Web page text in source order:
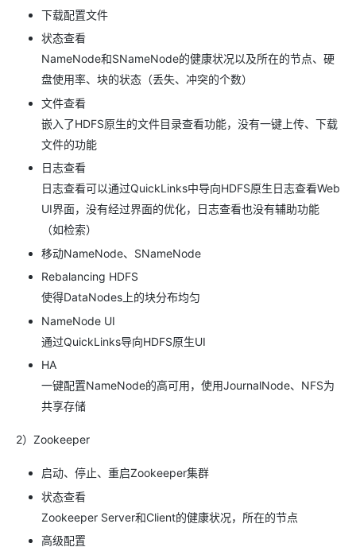
下载配置文件
状态查看
NameNode和SNameNode的健康状况以及所在的节点、硬
盘使用率、块的状态（丢失、冲突的个数）
文件查看
嵌入了HDFS原生的文件目录查看功能，没有一键上传、下载
文件的功能
日志查看
日志查看可以通过QuickLinks中导向HDFS原生日志查看Web
UI界面，没有经过界面的优化，日志查看也没有辅助功能
（如检索）
移动NameNode、SNameNode
Rebalancing HDFS
使得DataNodes上的块分布均匀
NameNode UI
通过QuickLinks导向HDFS原生UI
HA
一键配置NameNode的高可用，使用JournalNode、NFS为
共享存储
2）Zookeeper
启动、停止、重启Zookeeper集群
状态查看
Zookeeper Server和Client的健康状况，所在的节点
高级配置